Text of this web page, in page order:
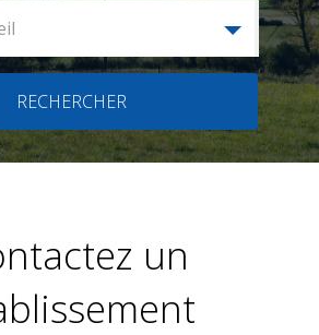
RECHERCHER
un